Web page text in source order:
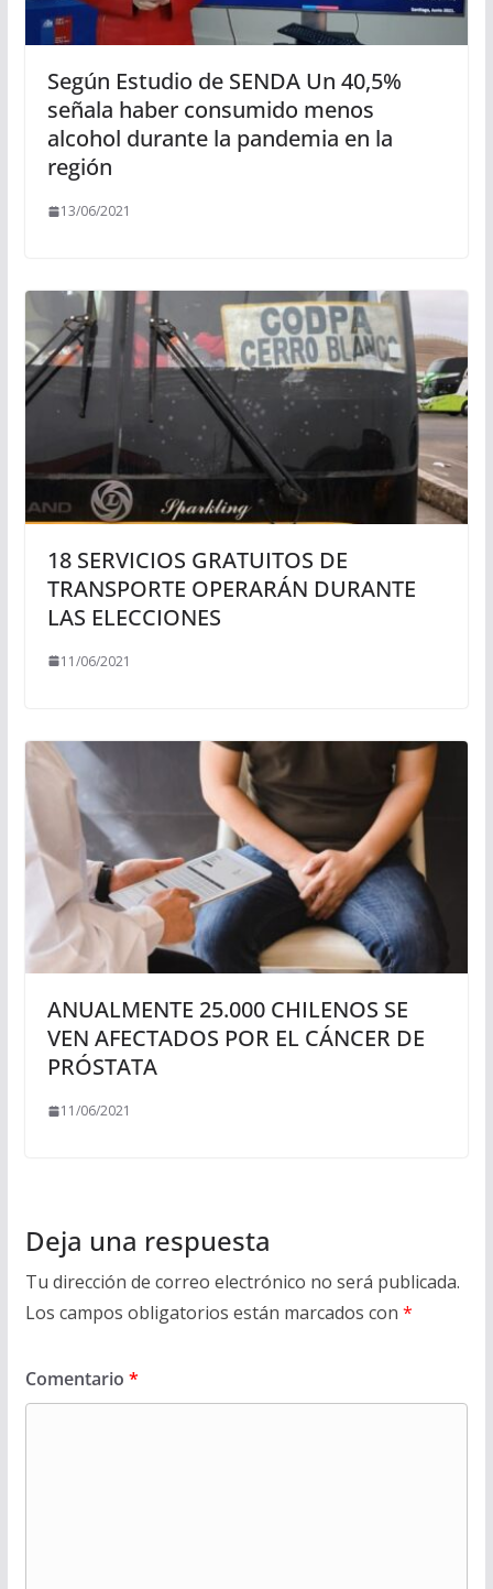
Según Estudio de SENDA Un 40,5%
señala haber consumido menos
alcohol durante la pandemia en la
región
13/06/2021
18 SERVICIOS GRATUITOS DE
TRANSPORTE OPERARÁN DURANTE
LAS ELECCIONES
11/06/2021
ANUALMENTE 25.000 CHILENOS SE
VEN AFECTADOS POR EL CÁNCER DE
PRÓSTATA
11/06/2021
Deja una respuesta
Tu dirección de correo electrónico no será publicada.
Los campos obligatorios están marcados con *
Comentario *